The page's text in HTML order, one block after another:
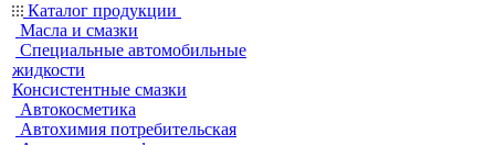
Каталог продукции
Масла и смазки
Специальные автомобильные
жидкости
Консистентные смазки
Автокосметика
Автохимия потребительская